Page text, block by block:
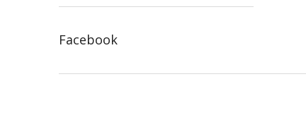
Facebook